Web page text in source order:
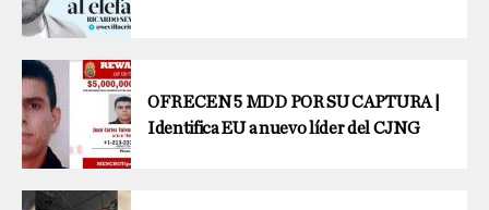
OFRECEN 5 MDD POR SU CAPTURA |
Identifica EU a nuevo líder del CJNG